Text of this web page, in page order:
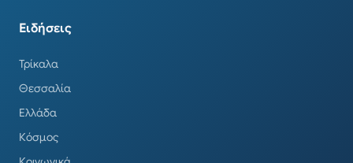
Ειδήσεις
Τρίκαλα
Θεσσαλία
Ελλάδα
Κόσμος